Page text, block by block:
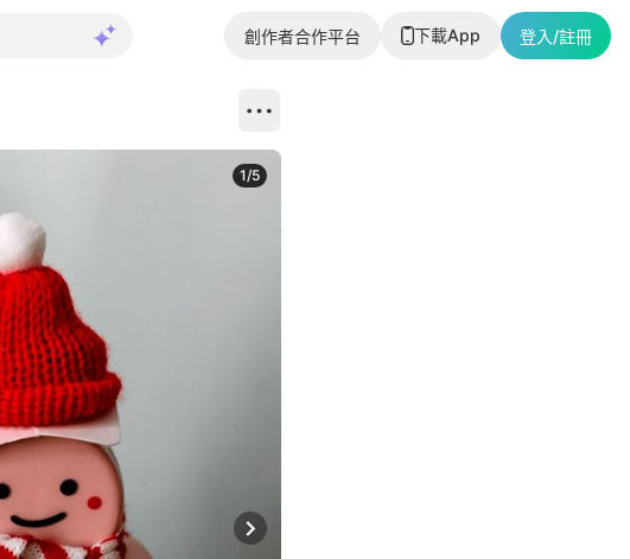
創作者合作平台 下載App 登入/註冊
Next slide
1/5